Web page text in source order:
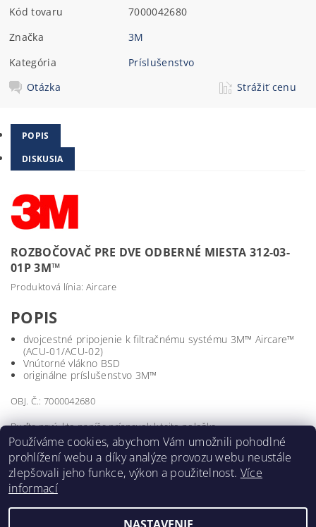
Kód tovaru
7000042680
Značka
3M
Kategória
Príslušenstvo
Otázka
Strážiť cenu
POPIS
DISKUSIA
ROZBOČOVAČ PRE DVE ODBERNÉ MIESTA 312-03-
01P 3M™
Produktová línia: Aircare
POPIS
dvojcestné pripojenie k filtračnému systému 3M™ Aircare™
(ACU-01/ACU-02)
Vnútorné vlákno BSD
originálne príslušenstvo 3M™
OBJ. Č.: 7000042680
Buďte prvý, kto napíše príspevok k tejto položke.
Pridať komentár
Používáme cookies, abychom Vám umožnili pohodlné
prohlížení webu a díky analýze provozu webu neustále
zlepšovali jeho funkce, výkon a použitelnost. Více
informací